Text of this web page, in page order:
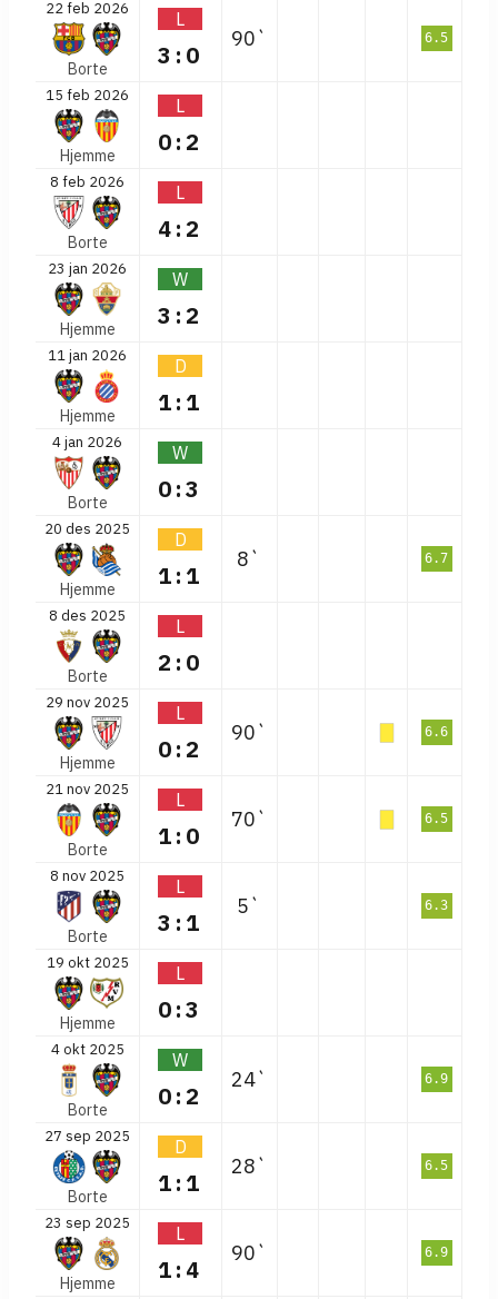
22 feb 2026
Borte
L
3:0
90` 6.5
15 feb 2026
Hjemme
L
0:2
8 feb 2026
Borte
L
4:2
23 jan 2026
Hjemme
W
3:2
11 jan 2026
Hjemme
D
1:1
4 jan 2026
Borte
W
0:3
20 des 2025
Hjemme
D
1:1
8` 6.7
8 des 2025
Borte
L
2:0
29 nov 2025
Hjemme
L
0:2
90` 6.6
21 nov 2025
Borte
L
1:0
70` 6.5
8 nov 2025
Borte
L
3:1
5` 6.3
19 okt 2025
Hjemme
L
0:3
4 okt 2025
Borte
W
0:2
24` 6.9
27 sep 2025
Borte
D
1:1
28` 6.5
23 sep 2025
Hjemme
L
1:4
90` 6.9